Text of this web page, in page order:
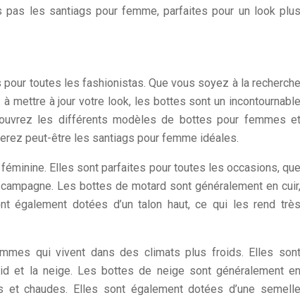
pas les santiags pour femme, parfaites pour un look plus
toutes les fashionistas. Que vous soyez à la recherche
mettre à jour votre look, les bottes sont un incontournable
les différents modèles de bottes pour femmes
peut-être les santiags pour femme idéales.
Elles sont parfaites pour toutes les occasions, que
Les bottes de motard sont généralement en cuir,
dotées d’un talon haut, ce qui les rend très
qui vivent dans des climats plus froids. Elles sont
et la neige. Les bottes de neige sont généralement en
chaudes. Elles sont également dotées d’une semelle